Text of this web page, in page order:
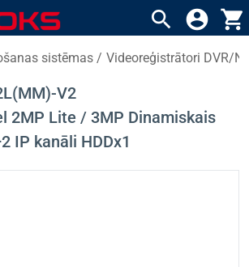
search account_circle shopping_cart
sistēmas / Videoreģistrātori DVR/
V2
2MP Lite / 3MP Dinamiskais
IP kanāli HDDx1